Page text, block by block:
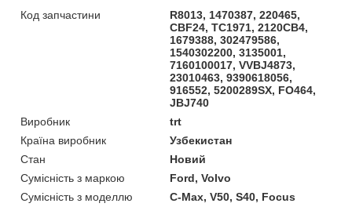
Код запчастини
R8013, 1470387, 220465,
CBF24, TC1971, 2120CB4,
1679388, 302479586,
1540302200, 3135001,
7160100017, VVBJ4873,
23010463, 9390618056,
916552, 5200289SX, FO464,
JBJ740
Виробник
trt
Країна виробник
Узбекистан
Стан
Новий
Сумісність з маркою
Ford, Volvo
Сумісність з моделлю
C-Max, V50, S40, Focus